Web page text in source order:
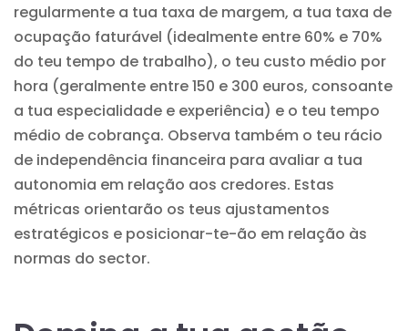
regularmente a tua taxa de margem, a tua taxa de
ocupação faturável (idealmente entre 60% e 70%
do teu tempo de trabalho), o teu custo médio por
hora (geralmente entre 150 e 300 euros, consoante
a tua especialidade e experiência) e o teu tempo
médio de cobrança. Observa também o teu rácio
de independência financeira para avaliar a tua
autonomia em relação aos credores. Estas
métricas orientarão os teus ajustamentos
estratégicos e posicionar-te-ão em relação às
normas do sector.